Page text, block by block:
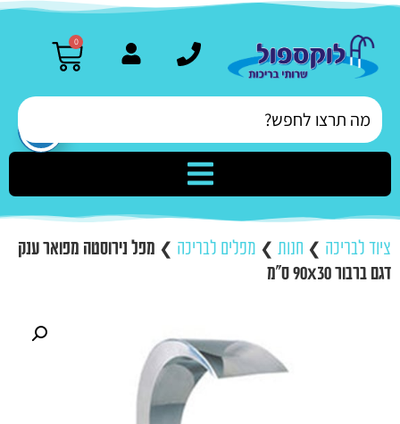
0
ציוד לבריכה ❯ חנות ❯ מפלים לבריכה ❯ מפל נירוסטה מפואר ענק
דגם ברבור 90X30 ס"מ